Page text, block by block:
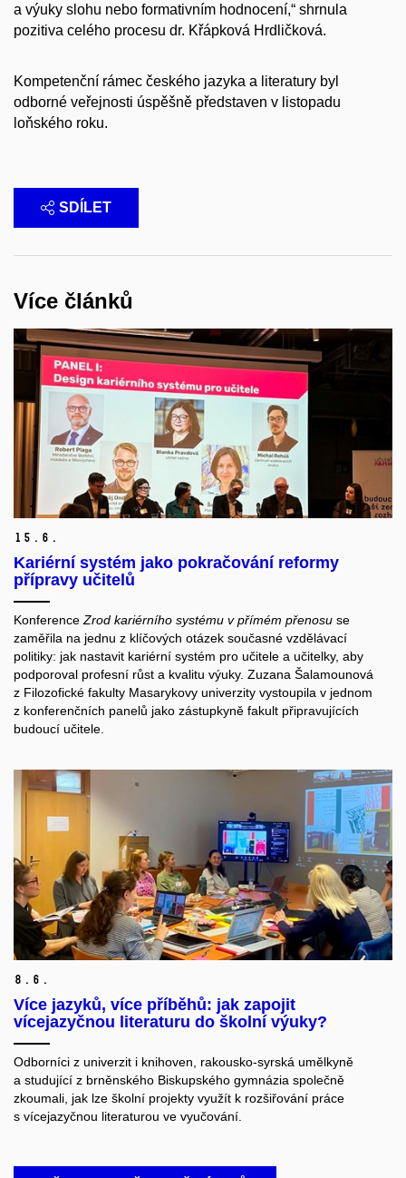
a výuky slohu nebo formativním hodnocení,“ shrnula
pozitiva celého procesu dr. Křápková Hrdličková.
Kompetenční rámec českého jazyka a literatury byl
odborné veřejnosti úspěšně představen v listopadu
loňského roku.
SDÍLET
Více článků
15. 6.
Kariérní systém jako pokračování reformy
přípravy učitelů
KonferenceZrod kariérního systému v přímém přenosu se
zaměřila na jednu z klíčových otázek současné vzdělávací
politiky: jak nastavit kariérní systém pro učitele a učitelky, aby
podporoval profesní růst a kvalitu výuky. Zuzana Šalamounová
z Filozofické fakulty Masarykovy univerzity vystoupila v jednom
z konferenčních panelů jako zástupkyně fakult připravujících
budoucí učitele.
8. 6.
Více jazyků, více příběhů: jak zapojit
vícejazyčnou literaturu do školní výuky?
Odborníci z univerzit i knihoven, rakousko-syrská umělkyně
a studující z brněnského Biskupského gymnázia společně
zkoumali, jak lze školní projekty využít k rozšiřování práce
s vícejazyčnou literaturou ve vyučování.